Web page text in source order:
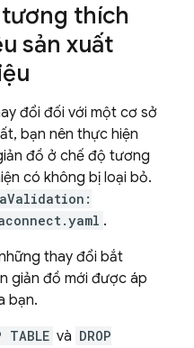
thích
sản xuất
đổi đối với một cơ sở
bạn nên thực hiện
đồ ở chế độ tương
có không bị loại bỏ.
.
thay đổi bắt
giản đồ mới được áp
bạn.
TABLE và DROP